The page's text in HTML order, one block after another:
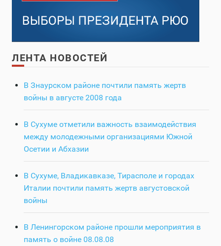
ЛЕНТА НОВОСТЕЙ
В Знаурском районе почтили память жертв
войны в августе 2008 года
В Сухуме отметили важность взаимодействия
между молодежными организациями Южной
Осетии и Абхазии
В Сухуме, Владикавказе, Тирасполе и городах
Италии почтили память жертв августовской
войны
В Ленингорском районе прошли мероприятия в
память о войне 08.08.08